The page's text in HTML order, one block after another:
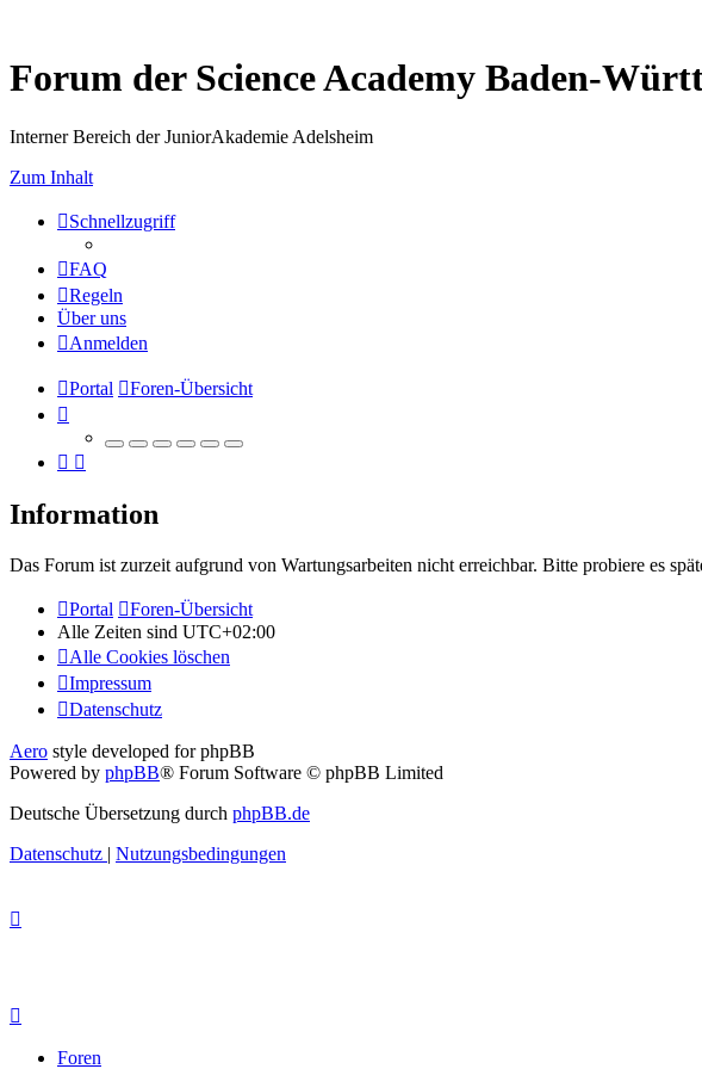
Forum der Science Academy Baden-
Interner Bereich der JuniorAkademie Adelsheim
Zum Inhalt
Schnellzugriff
FAQ
Regeln
Über uns
Anmelden
Portal Foren-Übersicht
Information
Das Forum ist zurzeit aufgrund von Wartungsarbeiten nicht erreichbar. Bitte probiere es
Portal
Foren-Übersicht
Alle Zeiten sind UTC+02:00
Alle Cookies löschen
Impressum
Datenschutz
Aero style developed for phpBB
Powered by phpBB® Forum Software © phpBB Limited
Deutsche Übersetzung durch phpBB.de
Datenschutz | Nutzungsbedingungen
Foren